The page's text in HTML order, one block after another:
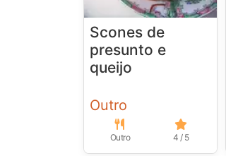
Scones de
presunto e
queijo
Outro
Outro 4 / 5